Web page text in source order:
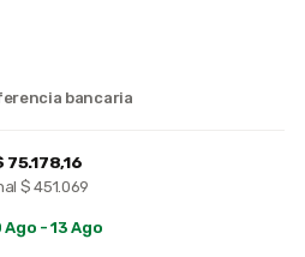
bancaria
75.178,16
$ 451.069
- 13 Ago